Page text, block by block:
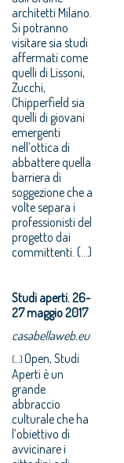
architetti Milano.
Si potranno
visitare sia studi
affermati come
quelli di Lissoni,
Zucchi,
Chipperfield sia
quelli di giovani
emergenti
nell’ottica di
abbattere quella
barriera di
soggezione che a
volte separa i
professionisti del
progetto dai
committenti. (...)
Studi aperti. 26-
27 maggio 2017
casabellaweb.eu
(...) Open, Studi
Aperti è un
grande
abbraccio
culturale che ha
l’obiettivo di
avvicinare i